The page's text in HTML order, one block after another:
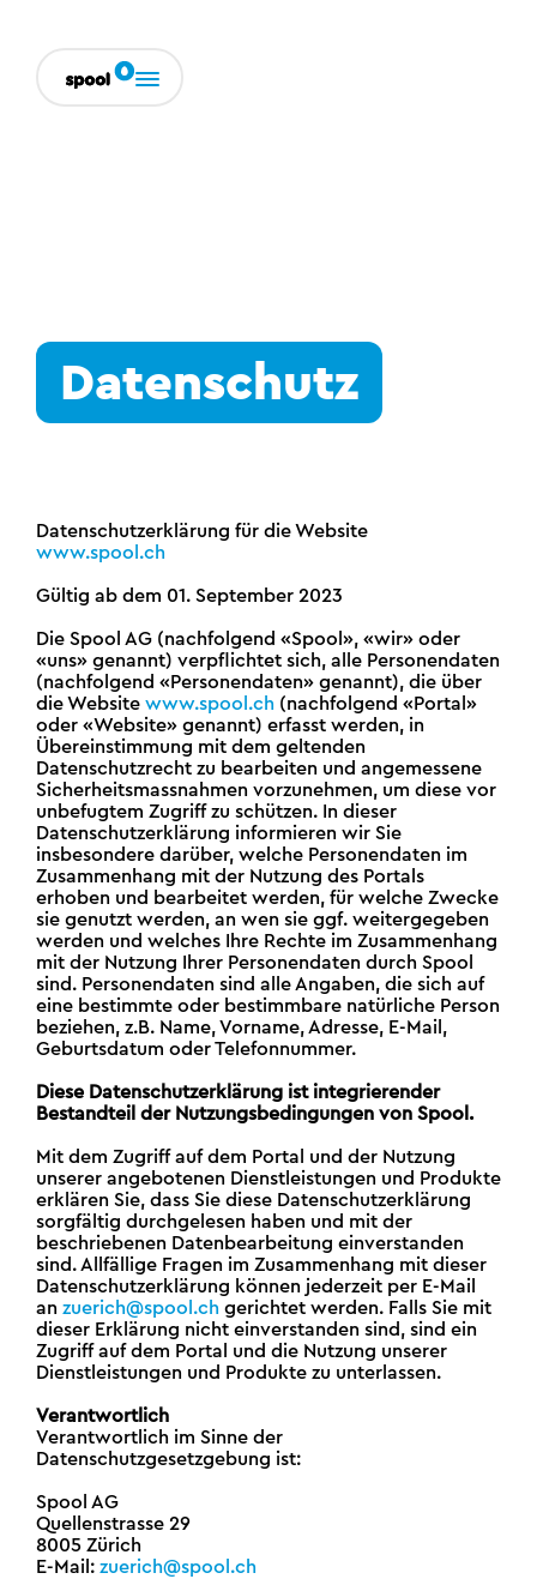
Datenschutz
Datenschutzerklärung für die Website
www.spool.ch
Gültig ab dem 01. September 2023
Die Spool AG (nachfolgend «Spool», «wir» oder
«uns» genannt) verpflichtet sich, alle Personendaten
(nachfolgend «Personendaten» genannt), die über
die Websitewww.spool.ch (nachfolgend «Portal»
oder «Website» genannt) erfasst werden, in
Übereinstimmung mit dem geltenden
Datenschutzrecht zu bearbeiten und angemessene
Sicherheitsmassnahmen vorzunehmen, um diese vor
unbefugtem Zugriff zu schützen. In dieser
Datenschutzerklärung informieren wir Sie
insbesondere darüber, welche Personendaten im
Zusammenhang mit der Nutzung des Portals
erhoben und bearbeitet werden, für welche Zwecke
sie genutzt werden, an wen sie ggf. weitergegeben
werden und welches Ihre Rechte im Zusammenhang
mit der Nutzung Ihrer Personendaten durch Spool
sind. Personendaten sind alle Angaben, die sich auf
eine bestimmte oder bestimmbare natürliche Person
beziehen, z.B. Name, Vorname, Adresse, E-Mail,
Geburtsdatum oder Telefonnummer.
Diese Datenschutzerklärung ist integrierender
Bestandteil der Nutzungsbedingungen von Spool.
Mit dem Zugriff auf dem Portal und der Nutzung
unserer angebotenen Dienstleistungen und Produkte
erklären Sie, dass Sie diese Datenschutzerklärung
sorgfältig durchgelesen haben und mit der
beschriebenen Datenbearbeitung einverstanden
sind. Allfällige Fragen im Zusammenhang mit dieser
Datenschutzerklärung können jederzeit per E-Mail
an zuerich@spool.ch gerichtet werden. Falls Sie mit
dieser Erklärung nicht einverstanden sind, sind ein
Zugriff auf dem Portal und die Nutzung unserer
Dienstleistungen und Produkte zu unterlassen.
Verantwortlich
Verantwortlich im Sinne der
Datenschutzgesetzgebung ist:
Spool AG
Quellenstrasse 29
8005 Zürich
E-Mail:zuerich@spool.ch